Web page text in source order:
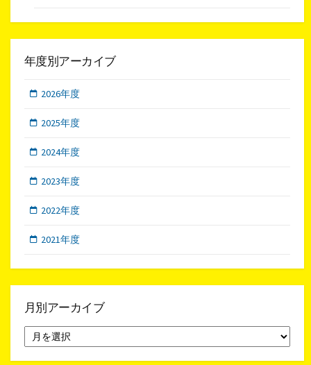
年度別アーカイブ
2026年度
2025年度
2024年度
2023年度
2022年度
2021年度
月別アーカイブ
別
ア